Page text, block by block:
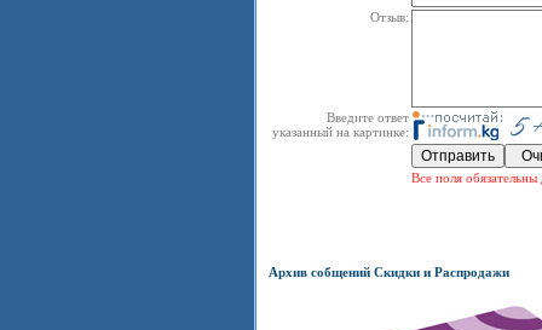
Отзыв:
Введите ответ
указанный на картинке:
Все поля обязательны
Архив собщений Скидки и Распродажи